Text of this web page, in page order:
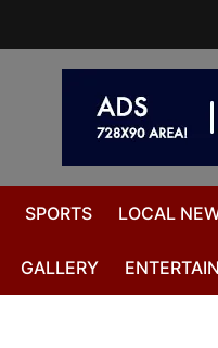
SPORTS LOCAL
GALLERY